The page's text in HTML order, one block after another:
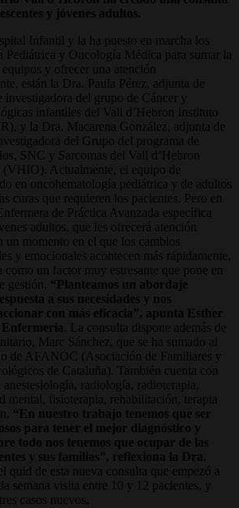
y jóvenes adultos.
Infantil y la ha puesto en marcha los
Pediátrica y Oncología Médica para sumar la
y ofrecer una atención
están la Dra. Paula Pérez, adjunta de
investigadora del grupo de Cáncer y
infantiles del Vall d’Hebron Instituto
y la Dra. Macarena González, adjunta de
del Grupo del programa de
SNC y Sarcomas del Vall d’Hebron
Actualmente, el equipo de
en oncohematología pediátrica y de adultos
curas que requieren los pacientes. Pero en
de Práctica Avanzada específica
adultos, que les ofrecerá atención
un momento en el que los cambios
y emocionales acontecen más rápidamente,
como un factor muy estresante que pone en
gestión. “Planteamos un abordaje
a sus necesidades y nos
con más eficacia”, apunta Esther
Enfermería . La consulta dispone además de
Marc Sánchez, que se ha sumado al
de AFANOC (Asociación de Familiares y
de Cataluña). También cuenta con
radiología, radioterapia,
mental, fisioterapia, rehabilitación, terapia
“En nuestro trabajo tenemos que ser
para tener el mejor diagnóstico y
todo nos tenemos que ocupar de las
y sus familias”, reflexiona la Dra.
el quid de esta nueva consulta que empezó a
semana visita entre 10 y 12 pacientes, y
casos nuevos.